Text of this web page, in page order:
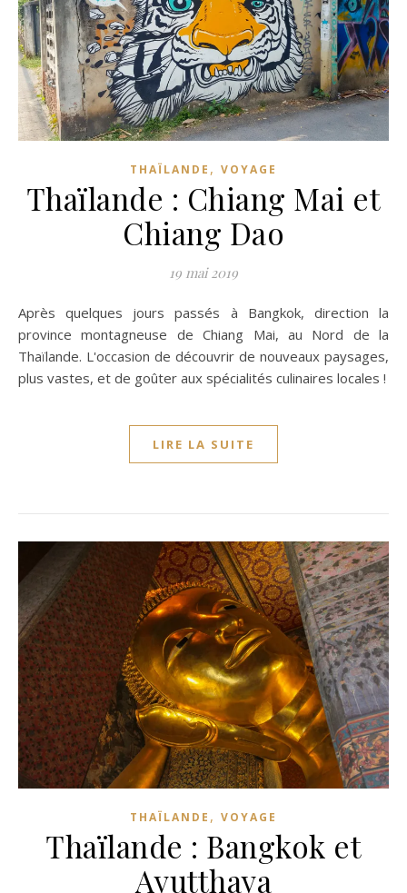
THAÏLANDE , VOYAGE
Thaïlande : Chiang Mai et
Chiang Dao
19 mai 2019
Après quelques jours passés à Bangkok, direction la
province montagneuse de Chiang Mai, au Nord de la
Thaïlande. L'occasion de découvrir de nouveaux paysages,
plus vastes, et de goûter aux spécialités culinaires locales !
LIRE LA SUITE
THAÏLANDE , VOYAGE
Thaïlande : Bangkok et
Ayutthaya